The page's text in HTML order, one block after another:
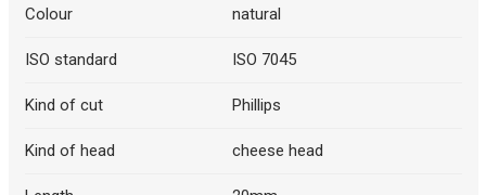
Colour natural
ISO standard ISO 7045
Kind of cut Phillips
Kind of head cheese head